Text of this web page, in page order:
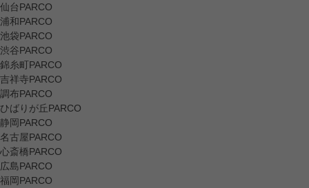
仙台PARCO
浦和PARCO
池袋PARCO
渋谷PARCO
錦糸町PARCO
吉祥寺PARCO
調布PARCO
ひばりが丘PARCO
静岡PARCO
名古屋PARCO
心斎橋PARCO
広島PARCO
福岡PARCO